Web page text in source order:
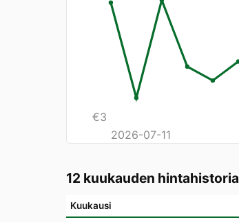
€3
2026-07-11
12 kuukauden hintahistoria
Kuukausi